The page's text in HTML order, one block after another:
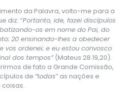
da Palavra, volto-me para a
diz: “Portanto, ide, fazei discípulos
os em nome do Pai, do
20 ensinando-lhes a obedecer
vos ordenei; e eu estou convosco
dos tempos”(Mateus 28.19,20).
de fato a Grande Comissão,
de “todas” as nações e
coisas.